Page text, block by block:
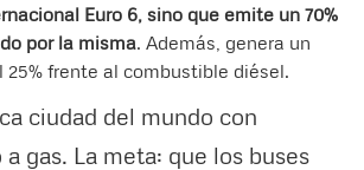
Euro 6, sino que emite un 70%
por la misma. Además, genera un
25% frente al combustible diésel.
ciudad del mundo con
gas. La meta: que los buses